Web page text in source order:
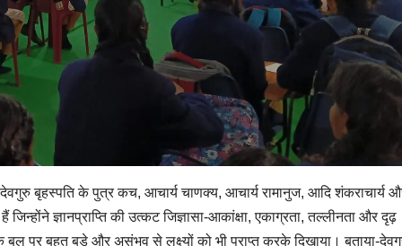
बृहस्पति के पुत्र कच, आचार्य चाणक्य, आचार्य रामानुज, आदि शंकराचार्य
ज्ञानप्राप्ति की उत्कट जिज्ञासा-आकांक्षा, एकाग्रता, तल्लीनता और दृढ़
पर बहुत बड़े और असंभव से लक्ष्यों को भी प्राप्त करके दिखाया। बताया-